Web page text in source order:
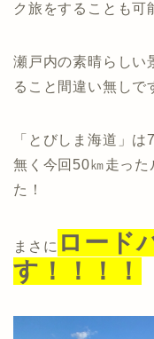
ク旅をすることも可
瀬戸内の素晴らしい
ること間違い無しで
「とびしま海道」
無く今回50㎞走った
た！
まさに ロード
す！！！！